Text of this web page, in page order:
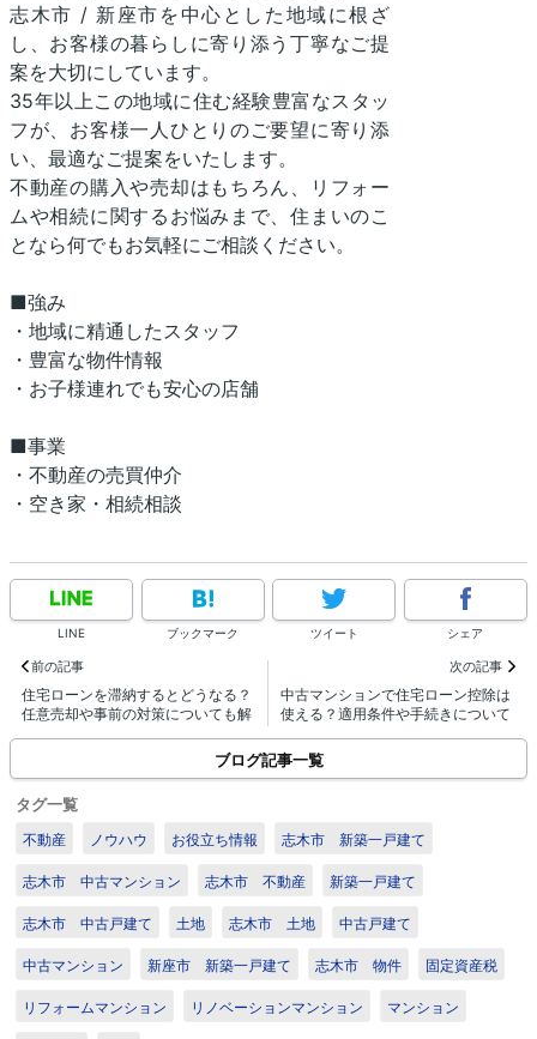
志木市 / 新座市を中心とした地域に根ざ
し、お客様の暮らしに寄り添う丁寧なご提
案を大切にしています。
35年以上この地域に住む経験豊富なスタッ
フが、お客様一人ひとりのご要望に寄り添
い、最適なご提案をいたします。
不動産の購入や売却はもちろん、リフォー
ムや相続に関するお悩みまで、住まいのこ
となら何でもお気軽にご相談ください。
■強み
・地域に精通したスタッフ
・豊富な物件情報
・お子様連れでも安心の店舗
■事業
・不動産の売買仲介
・空き家・相続相談
LINE ブックマーク ツイート シェア
前の記事
住宅ローンを滞納するとどうなる？
任意売却や事前の対策についても解
次の記事
中古マンションで住宅ローン控除は
使える？適用条件や手続きについて
ブログ記事一覧
タグ一覧
不動産 ノウハウ お役立ち情報 志木市 新築一戸建て
志木市 中古マンション 志木市 不動産 新築一戸建て
志木市 中古戸建て 土地 志木市 土地 中古戸建て
中古マンション 新座市 新築一戸建て 志木市 物件 固定資産税
リフォームマンション リノベーションマンション マンション